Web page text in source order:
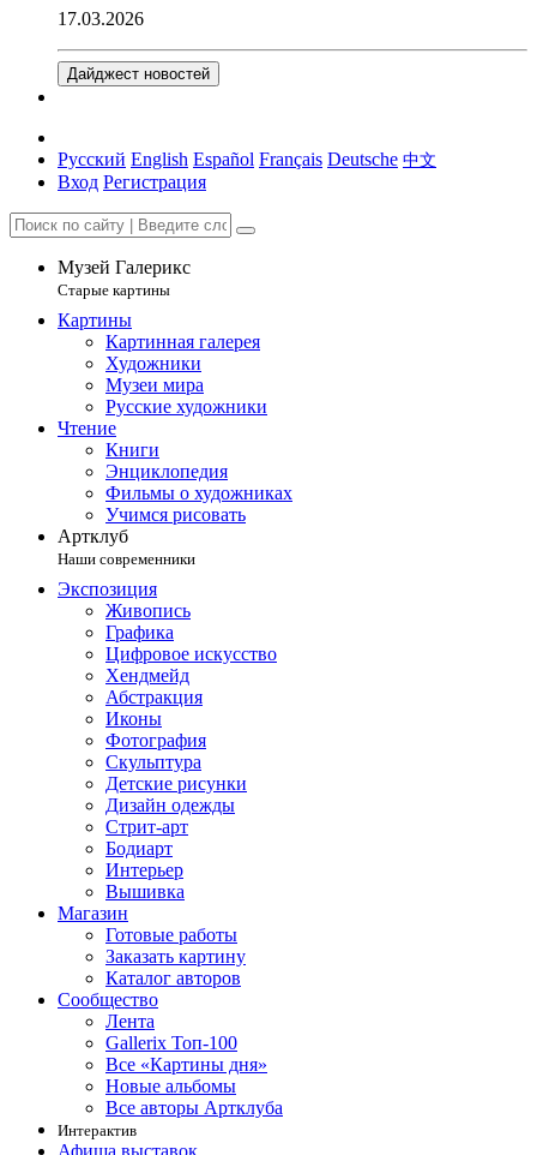
17.03.2026
Дайджест новостей
Русский English Español Français Deutsche 中文
Вход Регистрация
Музей Галерикс
Старые картины
Картины
Картинная галерея
Художники
Музеи мира
Русские художники
Чтение
Книги
Энциклопедия
Фильмы о художниках
Учимся рисовать
Артклуб
Наши современники
Экспозиция
Живопись
Графика
Цифровое искусство
Хендмейд
Абстракция
Иконы
Фотография
Скульптура
Детские рисунки
Дизайн одежды
Стрит-арт
Бодиарт
Интерьер
Вышивка
Магазин
Готовые работы
Заказать картину
Каталог авторов
Сообщество
Лента
Gallerix Топ-100
Все «Картины дня»
Новые альбомы
Все авторы Артклуба
Интерактив
Афиша выставок